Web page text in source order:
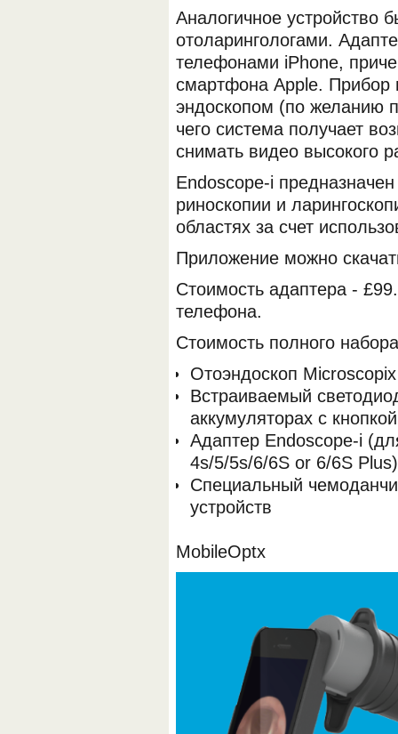
Аналогичное устройство
отоларингологами.
телефонами iPhone,
смартфона Apple. Прибор
эндоскопом (по желанию
чего система получает
снимать видео высокого
Endoscope-i
риноскопии и
областях за счет
Приложение можно
Стоимость адаптера -
телефона.
Стоимость полного
Отоэндоскоп
Встраиваемый
аккумуляторах с
Адаптер Endoscope-i
4s/5/5s/6/6S or 6/6S Plus)
Специальный
устройств
MobileOptx